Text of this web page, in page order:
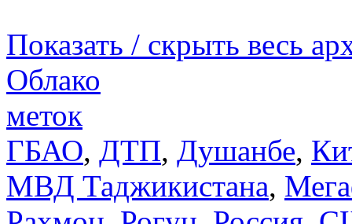
Показать / скрыть весь
Облако
меток
ГБАО, ДТП, Душанбе,
МВД Таджикистана,